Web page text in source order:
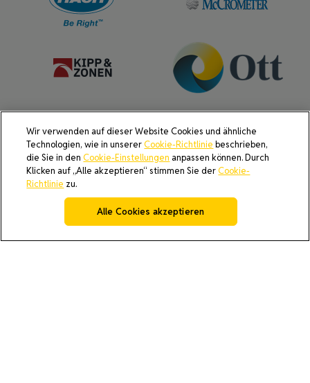
Wir verwenden auf dieser Website Cookies und ähnliche
Technologien, wie in unsererCookie-Richtlinie beschrieben,
die Sie in denCookie-Einstellungen anpassen können. Durch
Klicken auf „Alle akzeptieren“ stimmen Sie derCookie-
Richtlinie zu.
Alle Cookies akzeptieren